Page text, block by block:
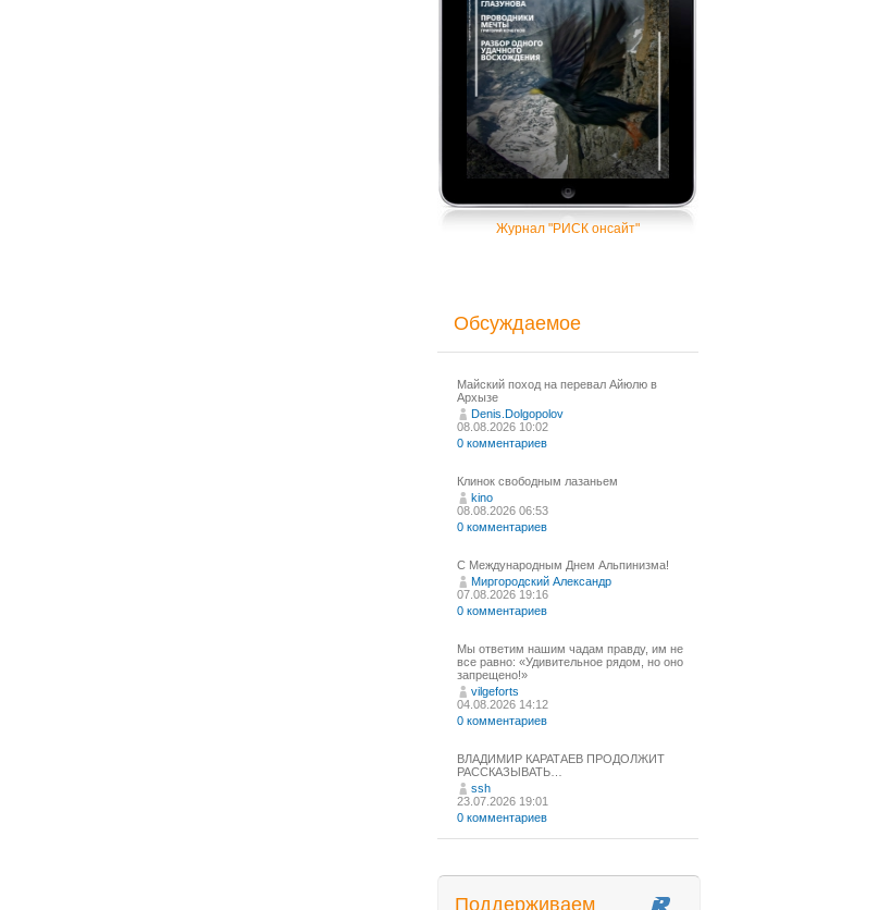
Журнал "РИСК онсайт"
Обсуждаемое
Майский поход на перевал Айюлю в
Архызе
Denis.Dolgopolov
08.08.2026 10:02
0 комментариев
Клинок свободным лазаньем
kino
08.08.2026 06:53
0 комментариев
С Международным Днем Альпинизма!⁠
Миргородский Александр
07.08.2026 19:16
0 комментариев
Мы ответим нашим чадам правду, им не
все равно: «Удивительное рядом, но оно
запрещено!»
vilgeforts
04.08.2026 14:12
0 комментариев
ВЛАДИМИР КАРАТАЕВ ПРОДОЛЖИТ
РАССКАЗЫВАТЬ…
ssh
23.07.2026 19:01
0 комментариев
Поддерживаем